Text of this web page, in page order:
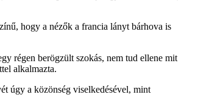
hogy a nézők a francia lányt bárhova is
régen berögzült szokás, nem tud ellene mit
alkalmazta.
úgy a közönség viselkedésével, mint